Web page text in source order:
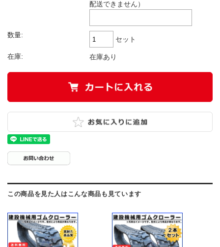
配送できません）
数量:
セット
在庫: 在庫あり
この商品を見た人はこんな商品も見ています